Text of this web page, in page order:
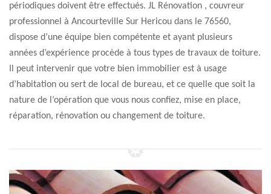
périodiques doivent être effectués. JL Rénovation , couvreur
professionnel à Ancourteville Sur Hericou dans le 76560,
dispose d’une équipe bien compétente et ayant plusieurs
années d’expérience procède à tous types de travaux de toiture.
Il peut intervenir que votre bien immobilier est à usage
d’habitation ou sert de local de bureau, et ce quelle que soit la
nature de l’opération que vous nous confiez, mise en place,
réparation, rénovation ou changement de toiture.